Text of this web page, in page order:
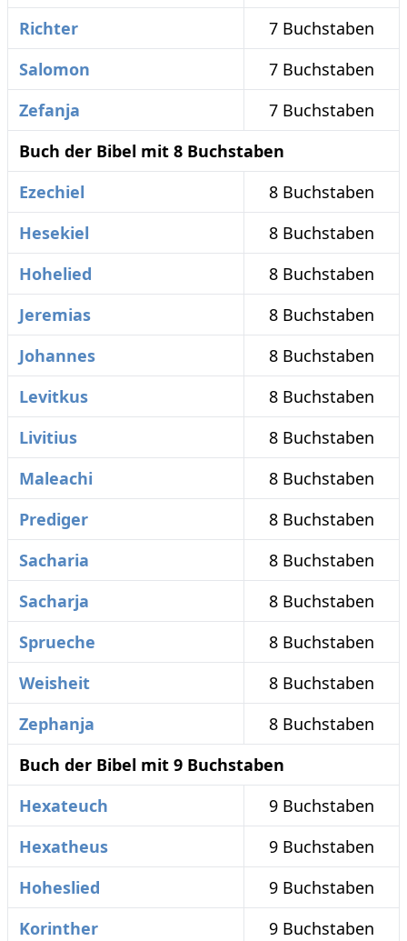
Richter
7 Buchstaben
Salomon
7 Buchstaben
Zefanja
7 Buchstaben
Buch der Bibel mit 8 Buchstaben
Ezechiel
8 Buchstaben
Hesekiel
8 Buchstaben
Hohelied
8 Buchstaben
Jeremias
8 Buchstaben
Johannes
8 Buchstaben
Levitkus
8 Buchstaben
Livitius
8 Buchstaben
Maleachi
8 Buchstaben
Prediger
8 Buchstaben
Sacharia
8 Buchstaben
Sacharja
8 Buchstaben
Sprueche
8 Buchstaben
Weisheit
8 Buchstaben
Zephanja
8 Buchstaben
Buch der Bibel mit 9 Buchstaben
Hexateuch
9 Buchstaben
Hexatheus
9 Buchstaben
Hoheslied
9 Buchstaben
Korinther
9 Buchstaben